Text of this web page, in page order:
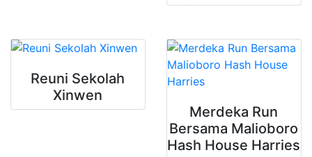
Reuni Sekolah
Xinwen
Merdeka Run
Bersama Malioboro
Hash House Harries